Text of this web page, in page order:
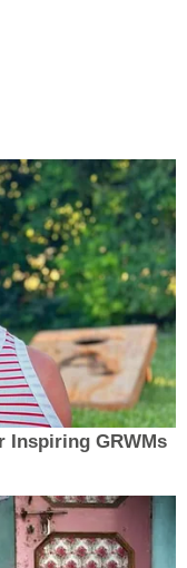
Inspiring GRWMs